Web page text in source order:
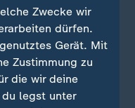
Zwecke wir
dürfen.
Gerät. Mit
Zustimmung zu
die wir deine
legst unter